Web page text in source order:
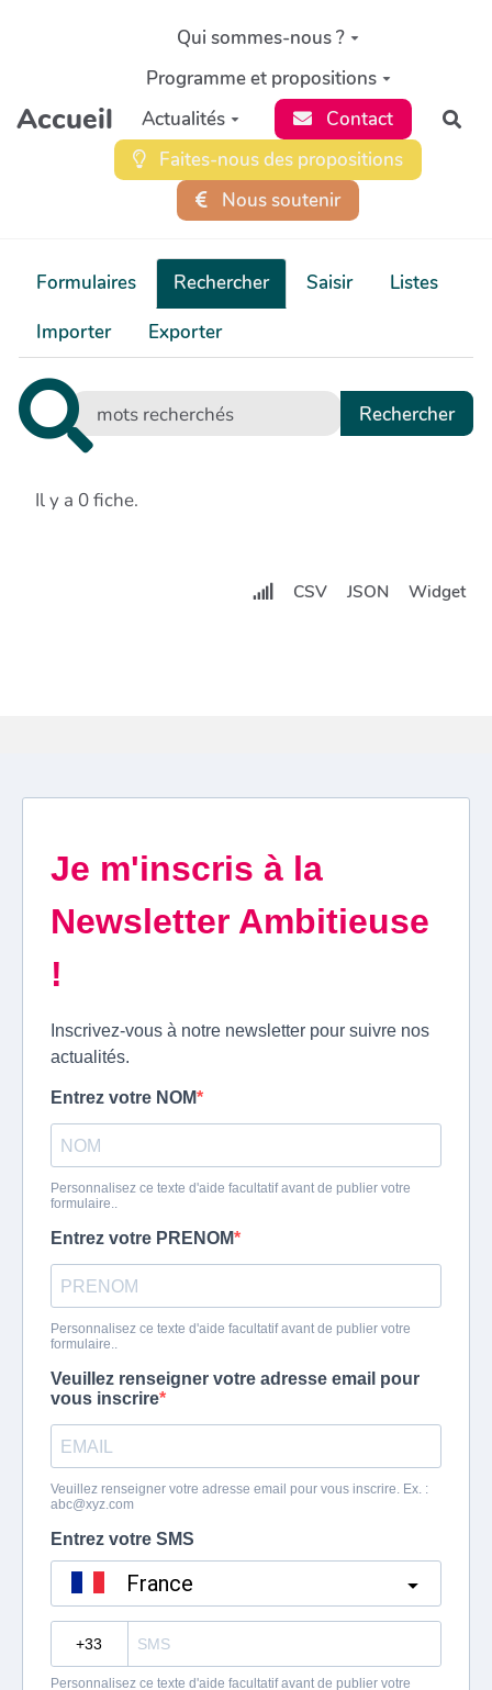
Aller au contenu principal
Accueil
Qui sommes-nous ?
Programme et propositions
Actualités
Contact
Faites-nous des propositions
Nous soutenir
Formulaires Rechercher Saisir
Listes
Importer
Exporter
Il y a 0 fiche.
CSV JSON Widget